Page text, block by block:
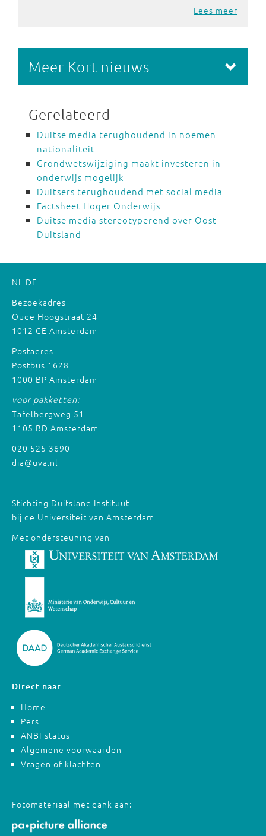
Lees meer
Meer Kort nieuws
Gerelateerd
Duitse media terughoudend in noemen
nationaliteit
Grondwetswijziging maakt investeren in
onderwijs mogelijk
Duitsers terughoudend met social media
Factsheet Hoger Onderwijs
Duitse media stereotyperend over Oost-
Duitsland
NL DE
Bezoekadres
Oude Hoogstraat 24
1012 CE Amsterdam
Postadres
Postbus 1628
1000 BP Amsterdam
voor pakketten:
Tafelbergweg 51
1105 BD Amsterdam
020 525 3690
dia@uva.nl
Stichting Duitsland Instituut
bij de Universiteit van Amsterdam
Met ondersteuning van
Direct naar:
Home
Pers
ANBI-status
Algemene voorwaarden
Vragen of klachten
Fotomateriaal met dank aan: